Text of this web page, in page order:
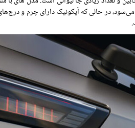
آبی متمایز می‌شود، در حالی که آیکونیک دارای